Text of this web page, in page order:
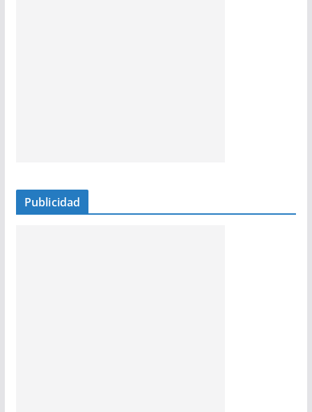
Publicidad